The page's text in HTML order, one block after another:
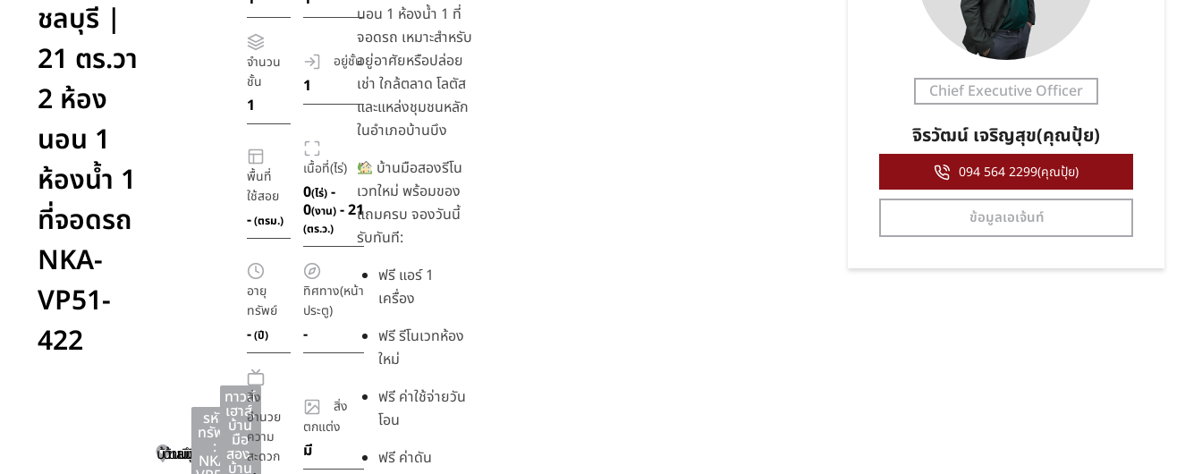
ชลบุรี |
21 ตร.วา
2 ห้อง
นอน 1
ห้องน้ำ 1
ที่จอดรถ
NKA-
VP51-
422
บ้านบึง
บ้านบึง
ชลบุรี
รหัส
ทรัพย์
:
NKA-
ทาวน์
เฮาส์,
บ้าน
มือ
สอง,
บ้าน
จำนวน
ชั้น
1
อยู่ชั้น
1
พื้นที่
ใช้สอย
-(ตรม.)
เนื้อที่(ไร่)
0(ไร่) -
0(งาน) - 21
(ตร.ว.)
อายุ
ทรัพย์
-(ปี)
ทิศทาง(หน้า
ประตู)
-
สิ่ง
อำนวย
ความ
สะดวก
สิ่ง
ตกแต่ง
มี
นอน 1 ห้องน้ำ 1 ที่
จอดรถ เหมาะสำหรับ
อยู่อาศัยหรือปล่อย
เช่า ใกล้ตลาด โลตัส
และแหล่งชุมชนหลัก
ในอำเภอบ้านบึง
บ้านมือสองรีโน
เวทใหม่ พร้อมของ
แถมครบ จองวันนี้
รับทันที:
ฟรี แอร์ 1
เครื่อง
ฟรี รีโนเวทห้อง
ใหม่
ฟรี ค่าใช้จ่ายวัน
โอน
ฟรี ค่าดัน
Chief Executive Officer
จิรวัฒน์ เจริญสุข(คุณปุ้ย)
094 564 2299(คุณปุ้ย)
ข้อมูลเอเจ้นท์